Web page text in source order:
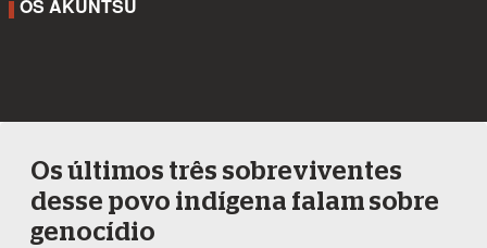
OS AKUNTSU
Os últimos três sobreviventes
desse povo indígena falam sobre
genocídio